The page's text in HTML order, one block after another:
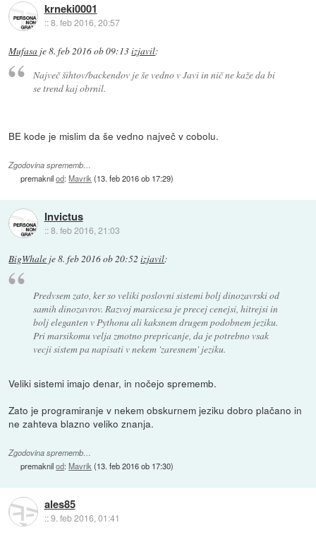
krneki0001
::8. feb 2016, 20:57
Mufasa je8. feb 2016 ob 09:13izjavil:
Največ šihtov/backendov je še vedno v Javi in nič ne kaže da bi
se trend kaj obrnil.
BE kode je mislim da še vedno največ v cobolu.
Zgodovina sprememb…
premaknilod:Mavrik (13. feb 2016 ob 17:29)
Invictus
::8. feb 2016, 21:03
BigWhale je8. feb 2016 ob 20:52 izjavil:
Predvsem zato, ker so veliki poslovni sistemi bolj dinozavrski od
samih dinozavrov. Razvoj marsicesa je precej cenejsi, hitrejsi in
bolj eleganten v Pythonu ali kaksnem drugem podobnem jeziku.
Pri marsikomu velja zmotno prepricanje, da je potrebno vsak
vecji sistem pa napisati v nekem 'zaresnem' jeziku.
Veliki sistemi imajo denar, in nočejo sprememb.
Zato je programiranje v nekem obskurnem jeziku dobro plačano in
ne zahteva blazno veliko znanja.
Zgodovina sprememb…
premaknilod:Mavrik(13. feb 2016 ob 17:30)
ales85
::9. feb 2016, 01:41